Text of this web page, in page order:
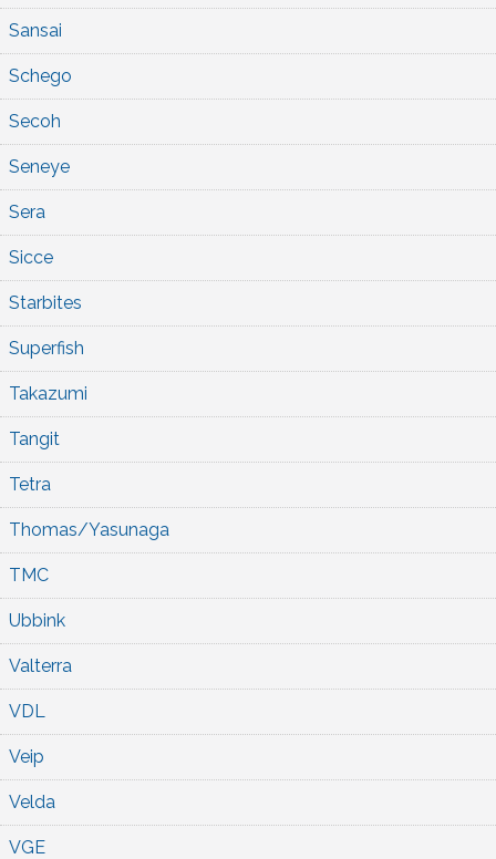
Sansai
Schego
Secoh
Seneye
Sera
Sicce
Starbites
Superfish
Takazumi
Tangit
Tetra
Thomas/Yasunaga
TMC
Ubbink
Valterra
VDL
Veip
Velda
VGE